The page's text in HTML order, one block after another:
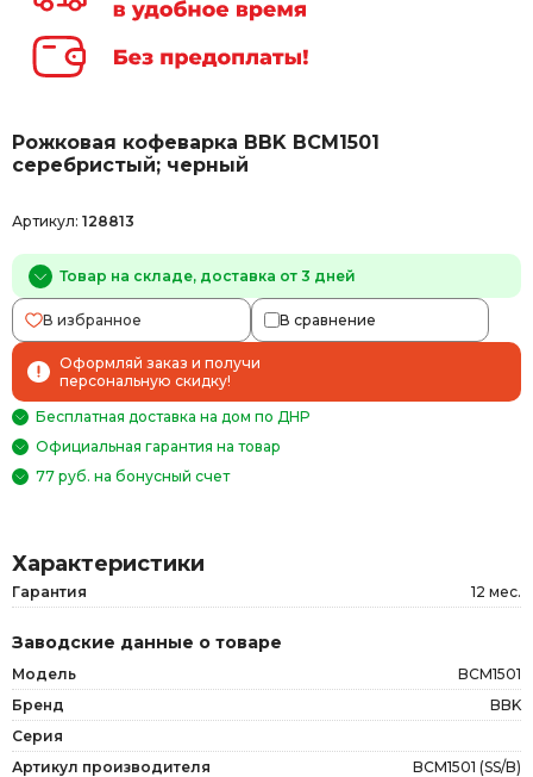
Рожковая кофеварка BBK BCM1501
серебристый; черный
Артикул: 128813
Товар на складе, доставка от 3 дней
В избранное В сравнение
Оформляй заказ и получи
персональную скидку!
Бесплатная доставка на дом по ДНР
Официальная гарантия на товар
77 руб. на бонусный счет
Характеристики
Гарантия 12 мес.
Заводские данные о товаре
Модель
BCM1501
Бренд
BBK
Серия
Артикул производителя
BCM1501 (SS/B)